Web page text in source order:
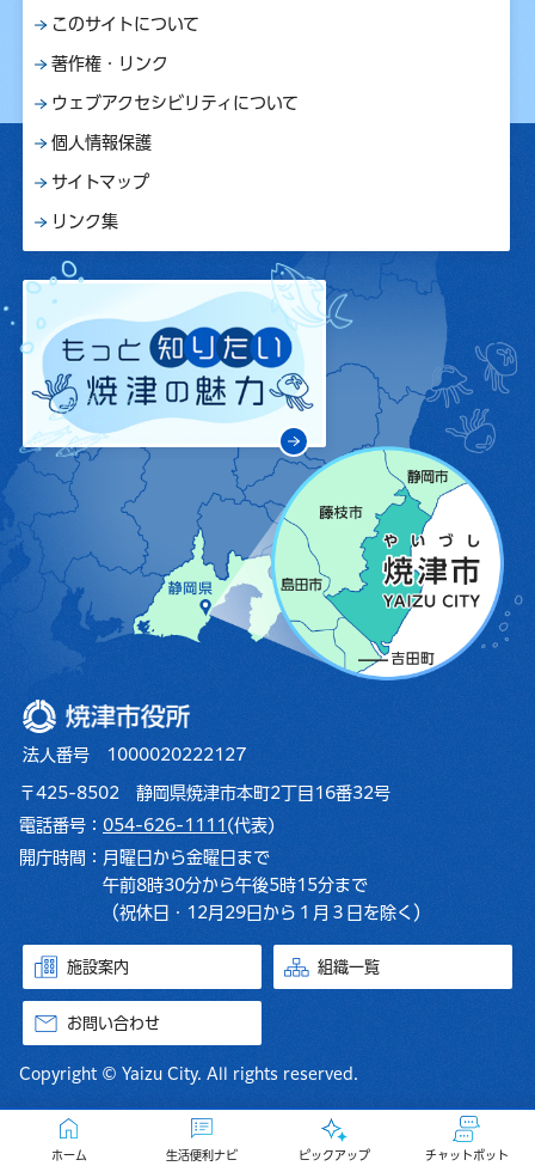
ホーム 生活便利ナビ ピックアップ チャットボット
このサイトについて
著作権・リンク
ウェブアクセシビリティについて
個人情報保護
サイトマップ
リンク集
焼津市役所
法人番号 1000020222127
〒425-8502 静岡県焼津市本町2丁目16番32号
電話番号： 054-626-1111 (代表)
開庁時間： 月曜日から金曜日まで
午前8時30分から午後5時15分まで
（祝休日・12月29日から１月３日を除く）
施設案内 組織一覧
お問い合わせ
Copyright © Yaizu City. All rights reserved.